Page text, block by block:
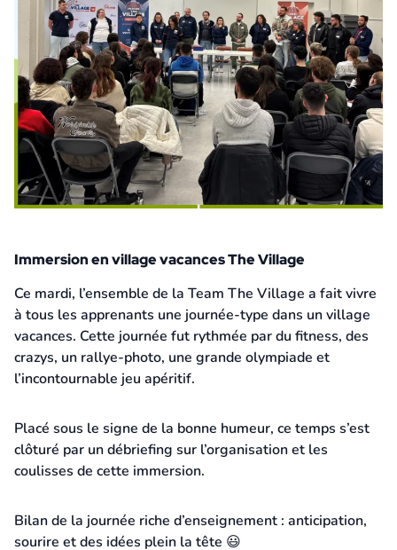
Immersion en village vacances The Village
Ce mardi, l’ensemble de la Team The Village a fait vivre
à tous les apprenants une journée-type dans un village
vacances. Cette journée fut rythmée par du fitness, des
crazys, un rallye-photo, une grande olympiade et
l’incontournable jeu apéritif.
Placé sous le signe de la bonne humeur, ce temps s’est
clôturé par un débriefing sur l’organisation et les
coulisses de cette immersion.
Bilan de la journée riche d’enseignement : anticipation,
sourire et des idées plein la tête 😃